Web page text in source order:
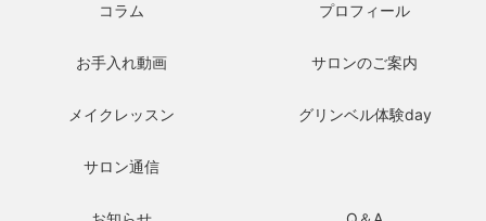
コラム プロフィール
お手入れ動画 サロンのご案内
メイクレッスン グリンベル体験day
サロン通信